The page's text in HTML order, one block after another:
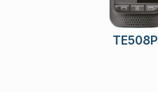
TE508P